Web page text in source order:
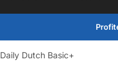
Daily Dutch Basic+